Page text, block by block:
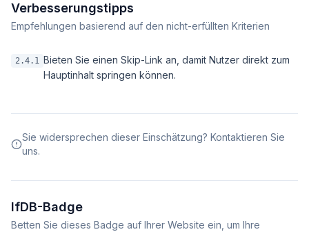
Verbesserungstipps
Empfehlungen basierend auf den nicht-erfüllten Kriterien
2.4.1 Bieten Sie einen Skip-Link an, damit Nutzer direkt zum
Hauptinhalt springen können.
Sie widersprechen dieser Einschätzung? Kontaktieren Sie
uns.
IfDB-Badge
Betten Sie dieses Badge auf Ihrer Website ein, um Ihre